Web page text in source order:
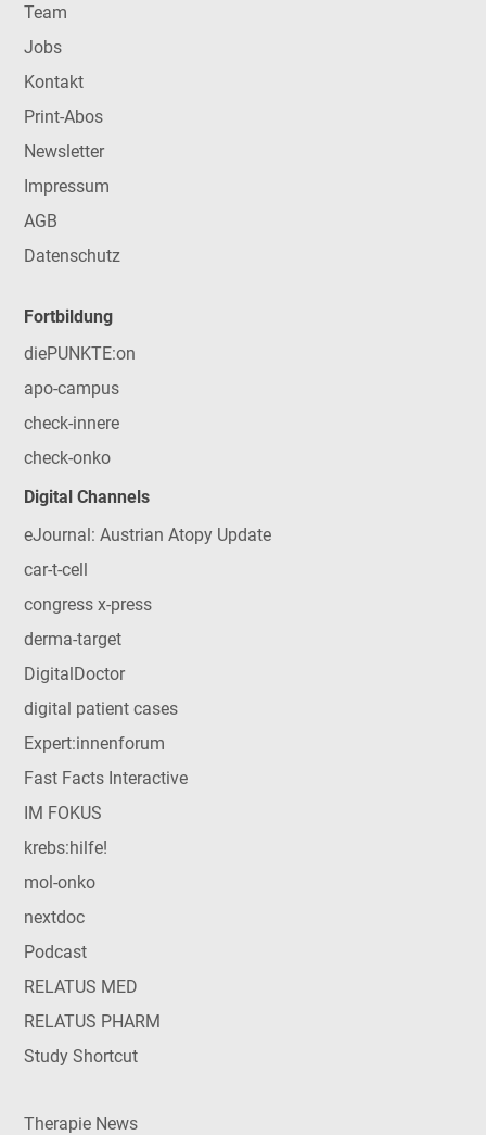
Team
Jobs
Kontakt
Print-Abos
Newsletter
Impressum
AGB
Datenschutz
Fortbildung
diePUNKTE:on
apo-campus
check-innere
check-onko
Digital Channels
eJournal: Austrian Atopy Update
car-t-cell
congress x-press
derma-target
DigitalDoctor
digital patient cases
Expert:innenforum
Fast Facts Interactive
IM FOKUS
krebs:hilfe!
mol-onko
nextdoc
Podcast
RELATUS MED
RELATUS PHARM
Study Shortcut
Therapie News